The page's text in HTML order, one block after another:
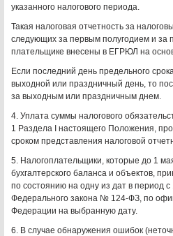
указанного налогового периода.
Такая налоговая отчетность за
следующих за первым полугодием и за
плательщике внесены в ЕГРЮЛ на
Если последний день предельного
выходной или праздничный день, то
за выходным или праздничным днем.
4. Уплата суммы налогового
1 Раздела I настоящего Положения,
сроком представления налоговой
5. Налогоплательщики, которые до 1
бухгалтерского баланса и объектов,
по состоянию на одну из дат в период
Федерального закона № 124-ФЗ, по
Федерации на выбранную дату.
6. В случае обнаружения ошибок